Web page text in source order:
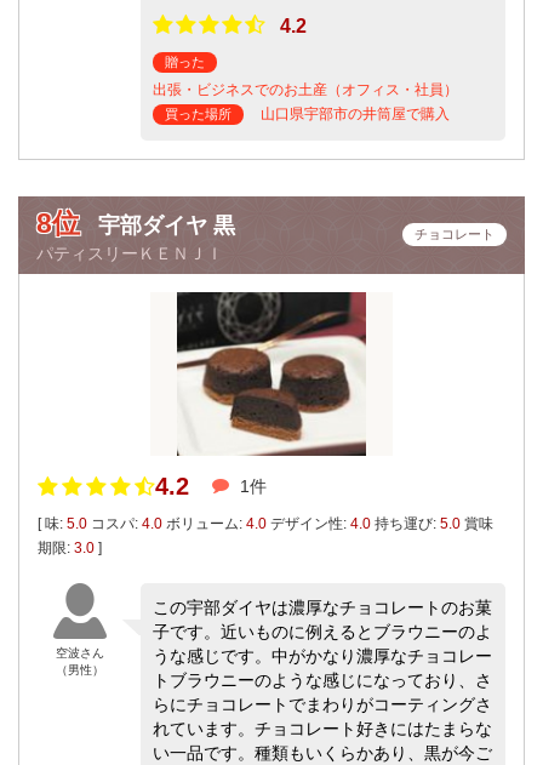
4.2
贈った
出張・ビジネスでのお土産（オフィス・社員）
買った場所 山口県宇部市の井筒屋で購入
8位 宇部ダイヤ 黒
パティスリーＫＥＮＪＩ
チョコレート
4.2 1件
[ 味: 5.0 コスパ: 4.0 ボリューム: 4.0 デザイン性: 4.0 持ち運び: 5.0 賞味
期限: 3.0 ]
空波さん
（男性）
この宇部ダイヤは濃厚なチョコレートのお菓
子です。近いものに例えるとブラウニーのよ
うな感じです。中がかなり濃厚なチョコレー
トブラウニーのような感じになっており、さ
らにチョコレートでまわりがコーティングさ
れています。チョコレート好きにはたまらな
い一品です。種類もいくらかあり、黒が今ご